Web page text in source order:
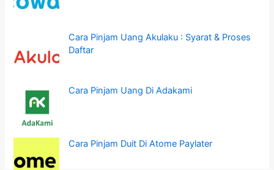
Cara Pinjam Uang Akulaku : Syarat & Proses
Daftar
Cara Pinjam Uang Di Adakami
Cara Pinjam Duit Di Atome Paylater